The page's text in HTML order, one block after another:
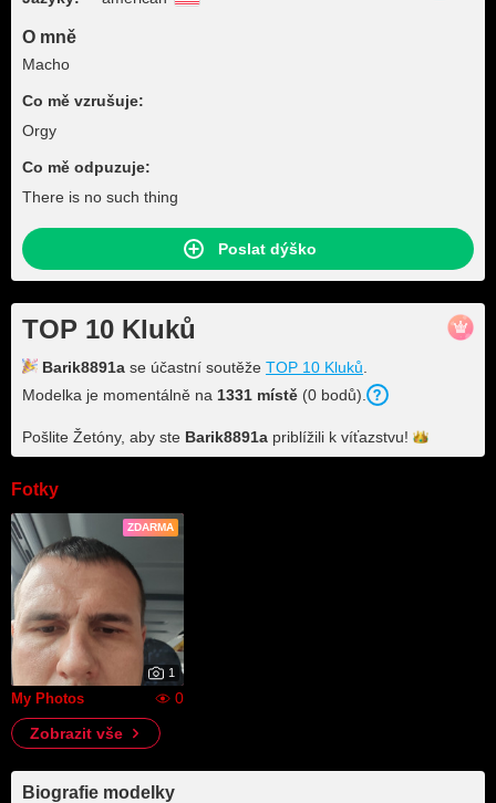
O mně
Macho
Co mě vzrušuje:
Orgy
Co mě odpuzuje:
There is no such thing
Poslat dýško
TOP 10 Kluků
Barik8891a se účastní soutěže TOP 10 Kluků
Modelka je momentálně na 1331 místě (0 bodů).
Pošlite Žetóny, aby ste Barik8891a priblížili k víťazstvu!
Fotky
ZDARMA
1
My Photos
0
Zobrazit vše
Biografie modelky